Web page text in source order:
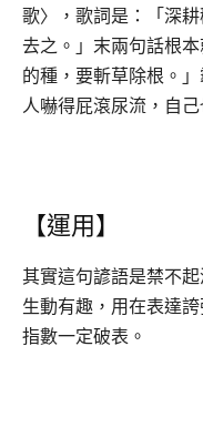
歌〉，歌詞是：「深
去之。」末兩句話根
的種，要斬草除根。
人嚇得屁滾尿流，自
【運用】
其實這句諺語是禁不
生動有趣，用在表達
指數一定破表。